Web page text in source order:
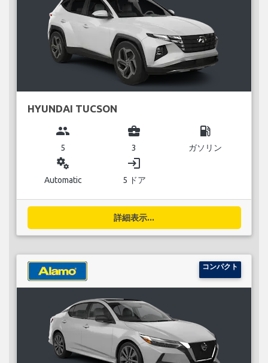
HYUNDAI TUCSON
group
5
business_center
3
local_gas_station
ガソリン
miscellaneous_services
Automatic
login
5 ドア
詳細表示...
コンパクト